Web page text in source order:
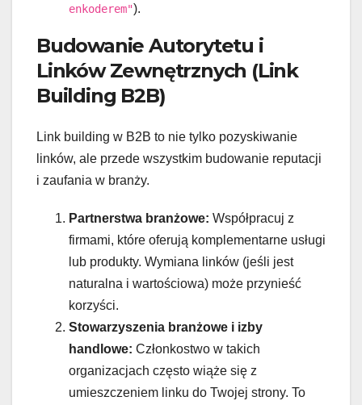
enkoderem").
Budowanie Autorytetu i
Linków Zewnętrznych (Link
Building B2B)
Link building w B2B to nie tylko pozyskiwanie
linków, ale przede wszystkim budowanie reputacji
i zaufania w branży.
Partnerstwa branżowe: Współpracuj z
firmami, które oferują komplementarne usługi
lub produkty. Wymiana linków (jeśli jest
naturalna i wartościowa) może przynieść
korzyści.
Stowarzyszenia branżowe i izby
handlowe: Członkostwo w takich
organizacjach często wiąże się z
umieszczeniem linku do Twojej strony. To